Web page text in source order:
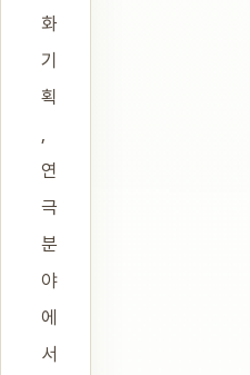
화
기
획
,
연
극
분
야
에
서